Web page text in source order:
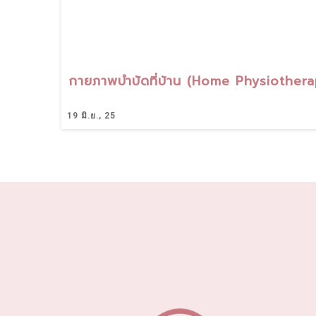
กายภาพบำบัดที่บ้าน (Home
19 มิ.ย., 25